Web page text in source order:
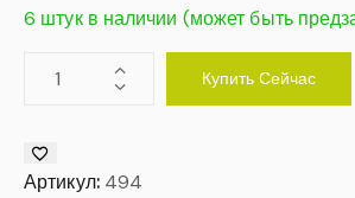
6 штук в наличии (может быть
Купить Сейчас
Артикул: 494